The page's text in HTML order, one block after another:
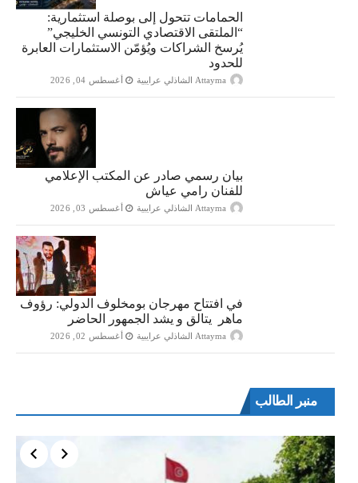
الحمامات تتحول إلى بوصلة استثمارية:
“الملتقى الاقتصادي التونسي الخليجي”
يُرسخ الشراكات ويُؤمّن الاستثمارات العابرة
للحدود
Attayma الشاذلي عرايبية أغسطس 04, 2026
بيان رسمي صادر عن المكتب الإعلامي
للفنان رامي عياش
Attayma الشاذلي عرايبية أغسطس 03, 2026
في افتتاح مهرجان بومخلوف الدولي: رؤوف
ماهر يتالق و يشد الجمهور الحاضر
Attayma الشاذلي عرايبية أغسطس 02, 2026
منبر الطالب